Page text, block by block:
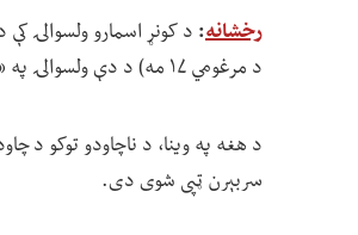
رخشانه: د کونړ اسمارو ولسوالۍ
د مرغومي ۱۷ مه) د دې ولسوالۍ په «اغذ باغ پیتاو» کلي کې رامنځ ته شوې ده.
د هغه په وینا، د ناچاودو توکو د
سربېرن ټپی شوی دی.